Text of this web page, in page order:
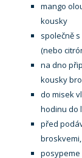
mango
kousky
společně
(nebo
na dno
kousky
do misek
hodinu do
před